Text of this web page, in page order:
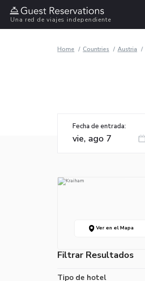
Una red de viajes independiente
Home Countries Austria
Fecha de entrada:
Ver en el Mapa
Filtrar Resultados
Tipo de hotel